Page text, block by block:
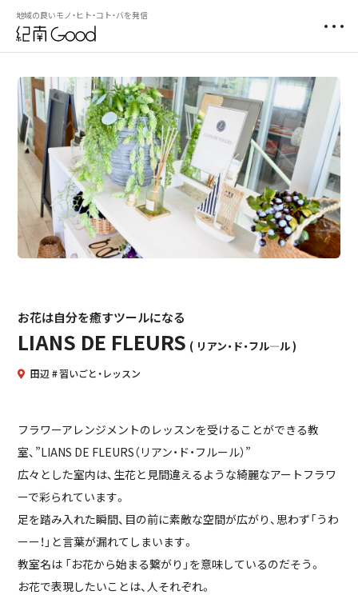
地域の良いモノ・ヒト・コト・バを発信
お花は自分を癒すツールになる
LIANS DE FLEURS リアン・ド・フル―ル
田辺 習いごと・レッスン
フラワーアレンジメントのレッスンを受けることができる教
室、”LIANS DE FLEURS（リアン・ド・フルール）”
広々とした室内は、生花と見間違えるような綺麗なアートフラワ
ーで彩られています。
足を踏み入れた瞬間、目の前に素敵な空間が広がり、思わず「うわ
ーー！」と言葉が漏れてしまいます。
教室名は 「お花から始まる繋がり」を意味しているのだそう。
お花で表現したいことは、人それぞれ。